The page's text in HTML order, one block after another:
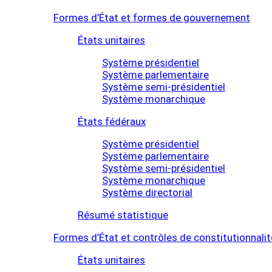
Formes d’État et formes de gouvernement
États unitaires
Système présidentiel
Système parlementaire
Système semi-présidentiel
Système monarchique
États fédéraux
Système présidentiel
Système parlementaire
Système semi-présidentiel
Système monarchique
Système directorial
Résumé statistique
Formes d’État et contrôles de
États unitaires